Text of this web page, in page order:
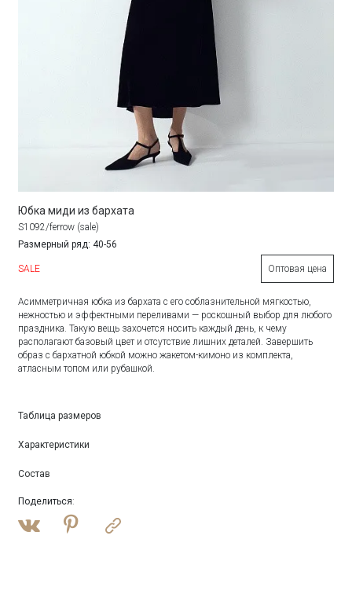
Юбка миди из бархата
S1092/ferrow (sale)
Размерный ряд: 40-56
SALE Оптовая цена
Асимметричная юбка из бархата с его соблазнительной мягкостью,
нежностью и эффектными переливами — роскошный выбор для любого
праздника. Такую вещь захочется носить каждый день, к чему
располагают базовый цвет и отсутствие лишних деталей. Завершить
образ с бархатной юбкой можно жакетом-кимоно из комплекта,
атласным топом или рубашкой.
Таблица размеров
Характеристики
Состав
Поделиться: